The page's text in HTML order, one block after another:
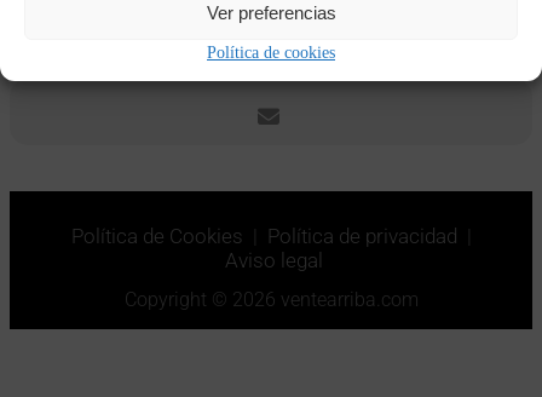
Ver preferencias
Política de cookies
GOOGLECAL
Política de Cookies Política de privacidad
Aviso legal
Copyright © 2026 ventearriba.com